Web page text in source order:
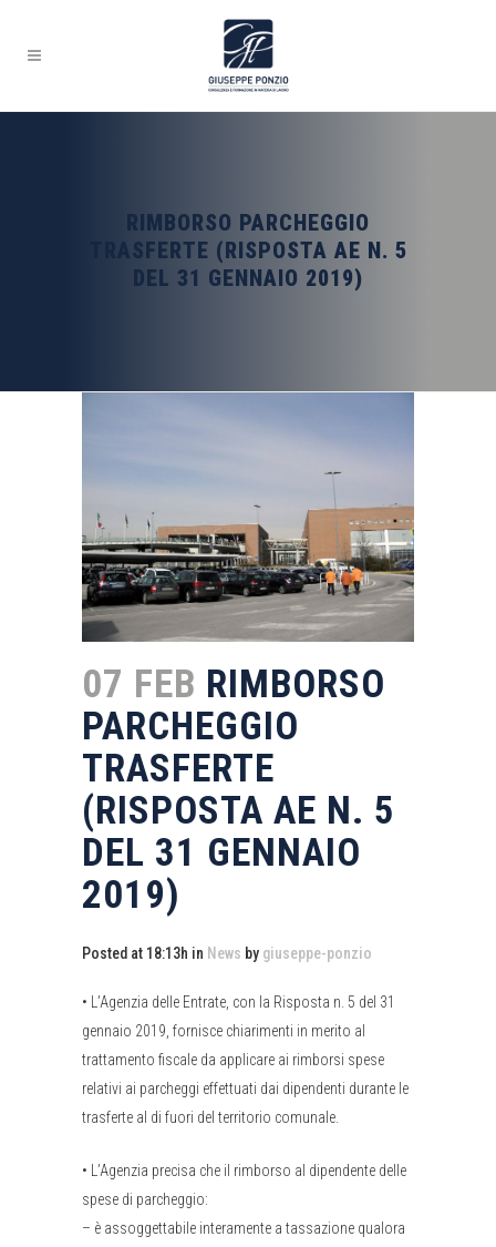
RIMBORSO PARCHEGGIO
TRASFERTE (RISPOSTA AE N. 5
DEL 31 GENNAIO 2019)
07 FEB RIMBORSO
PARCHEGGIO
TRASFERTE
(RISPOSTA AE N. 5
DEL 31 GENNAIO
2019)
Posted at 18:13h in News by giuseppe-ponzio
•
L’Agenzia delle Entrate, con la Risposta n. 5 del 31
gennaio 2019, fornisce chiarimenti in merito al
trattamento fiscale da applicare ai rimborsi spese
relativi ai parcheggi effettuati dai dipendenti durante le
trasferte al di fuori del territorio comunale.
•
L’Agenzia precisa che il rimborso al dipendente delle
spese di parcheggio:
– è assoggettabile interamente a tassazione qualora